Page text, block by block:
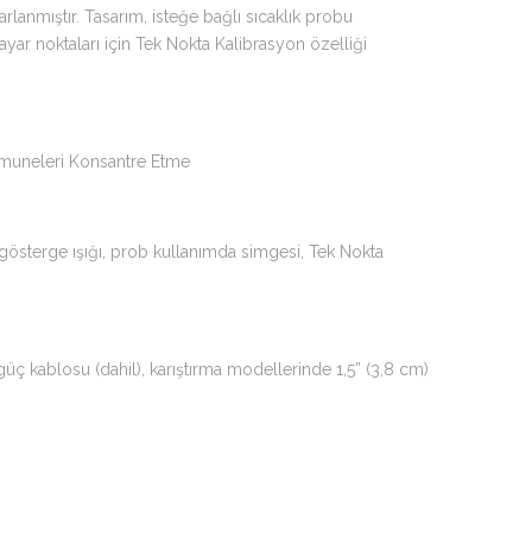
Tasarım, isteğe bağlı sıcaklık probu
noktaları için Tek Nokta Kalibrasyon özelliği
Konsantre Etme
ışığı, prob kullanımda simgesi, Tek Nokta
kablosu (dahil), karıştırma modellerinde 1,5” (3,8 cm)